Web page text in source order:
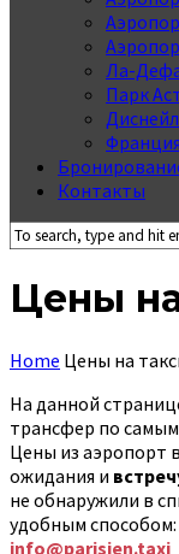
Ла-
Парк
Контакты
Цены
Home Цены на
На данной
трансфер по
Цены из аэропорт
ожидания и
не обнаружили в
удобным
info@parisien.taxi